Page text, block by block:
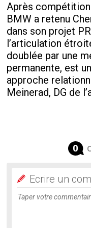
Après
BMW a retenu
dans son projet
l’articulation
doublée par une
permanente, est
approche
Meinerad, DG de
0
Ecrire un